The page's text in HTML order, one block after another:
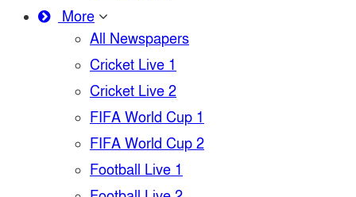
More
All Newspapers
Cricket Live 1
Cricket Live 2
FIFA World Cup 1
FIFA World Cup 2
Football Live 1